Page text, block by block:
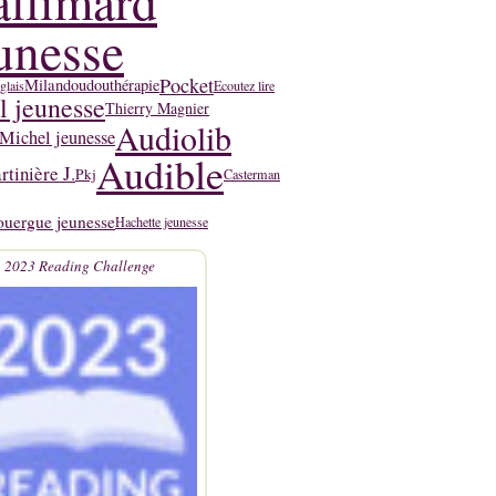
MilandoudouthérapiePocketEcoutez lire
jeunesseThierry Magnier
jeunesseAudiolib
J.PkjAudibleCasterman
jeunesseHachette jeunesse
2023 Reading Challenge